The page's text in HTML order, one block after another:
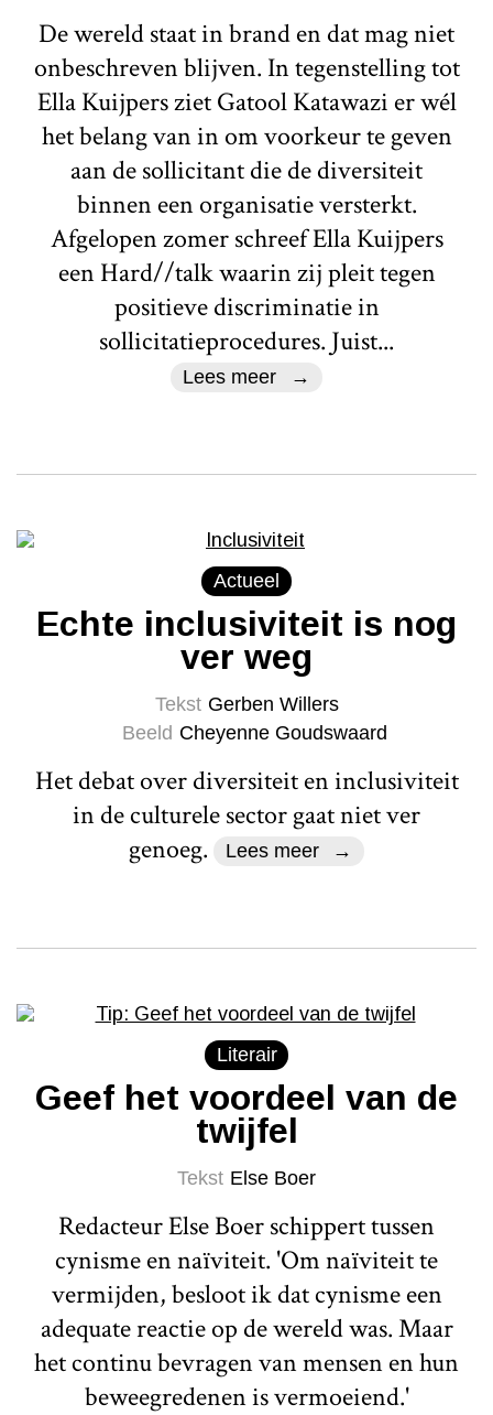
De wereld staat in brand en dat mag niet
onbeschreven blijven. In tegenstelling tot
Ella Kuijpers ziet Gatool Katawazi er wél
het belang van in om voorkeur te geven
aan de sollicitant die de diversiteit
binnen een organisatie versterkt.
Afgelopen zomer schreef Ella Kuijpers
een Hard//talk waarin zij pleit tegen
positieve discriminatie in
sollicitatieprocedures. Juist...
Lees meer
Actueel
Echte inclusiviteit is nog
ver weg
Tekst Gerben Willers
Beeld Cheyenne Goudswaard
Het debat over diversiteit en inclusiviteit
in de culturele sector gaat niet ver
genoeg.
Lees meer
Literair
Geef het voordeel van de
twijfel
Tekst Else Boer
Redacteur Else Boer schippert tussen
cynisme en naïviteit. 'Om naïviteit te
vermijden, besloot ik dat cynisme een
adequate reactie op de wereld was. Maar
het continu bevragen van mensen en hun
beweegredenen is vermoeiend.'